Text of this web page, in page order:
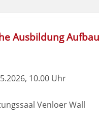
Ausbildung
10.00 Uhr
Venloer Wall